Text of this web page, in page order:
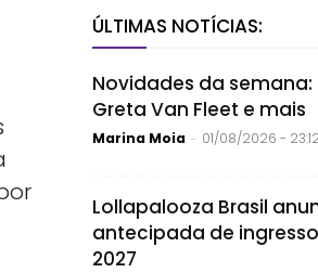
ÚLTIMAS NOTÍCIAS:
Novidades da
Greta Van Fleet e mais
Marina Moia - 01/08/2026 - 23:12
Lollapalooza Brasil
antecipada de
2027